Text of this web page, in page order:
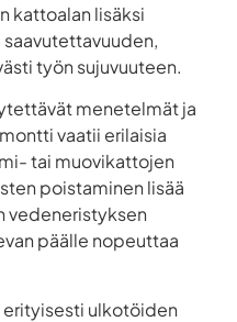
kattoalan lisäksi
työn sujuvuuteen.
menetelmät ja
vaatii erilaisia
tai muovikattojen
poistaminen lisää
vedeneristyksen
päälle nopeuttaa
ulkotöiden